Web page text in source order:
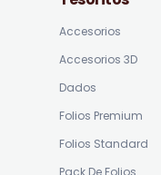
Accesorios
Accesorios 3D
Dados
Folios Premium
Folios Standard
Pack De Folios